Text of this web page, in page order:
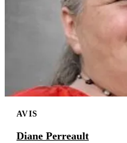
AVIS
Diane Perreault